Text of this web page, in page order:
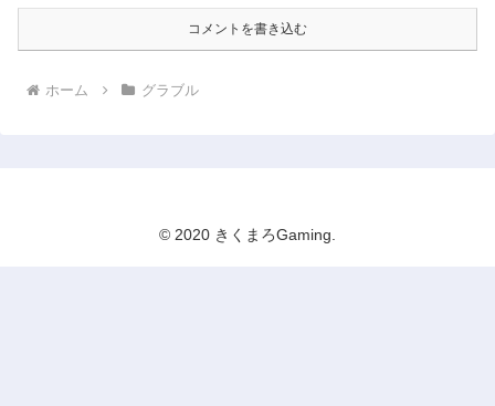
コメントを書き込む
ホーム グラブル
© 2020 きくまろGaming.